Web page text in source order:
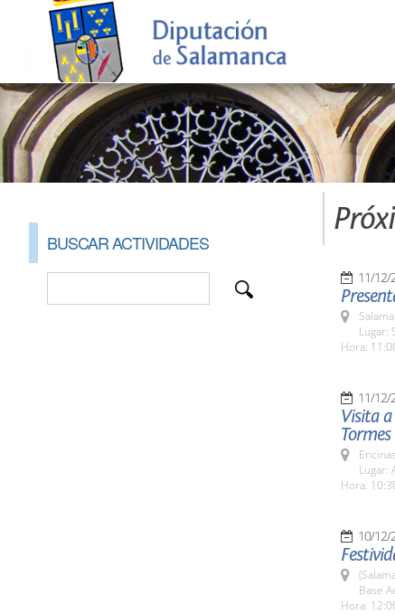
BUSCAR ACTIVIDADES
11/12/
Lugar:
Hora:
11/12/
Visita
Tormes
Lugar:
Hora:
10/12/
Base
Hora: